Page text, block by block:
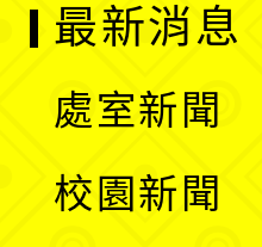
最新消息
處室新聞
校園新聞